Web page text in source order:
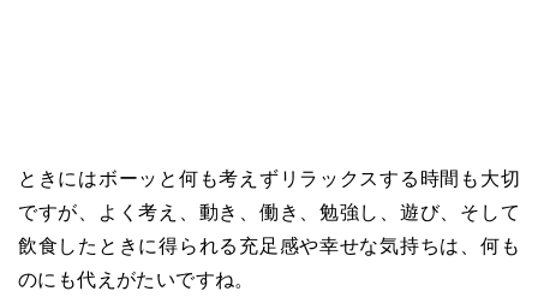
ときにはボーッと何も考えずリラックスする時間も大切
ですが、よく考え、動き、働き、勉強し、遊び、そして
飲食したときに得られる充足感や幸せな気持ちは、何も
のにも代えがたいですね。